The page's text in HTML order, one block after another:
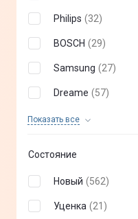
Philips (32)
BOSCH (29)
Samsung (27)
Dreame (57)
Показать все
DEERMA
Состояние
Новый (562)
Уценка (21 )